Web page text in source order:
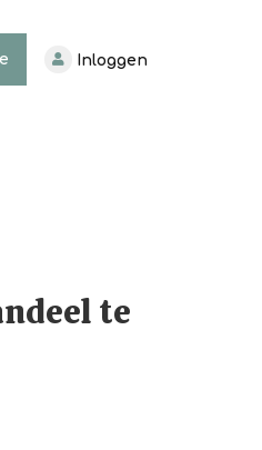
Inloggen
te